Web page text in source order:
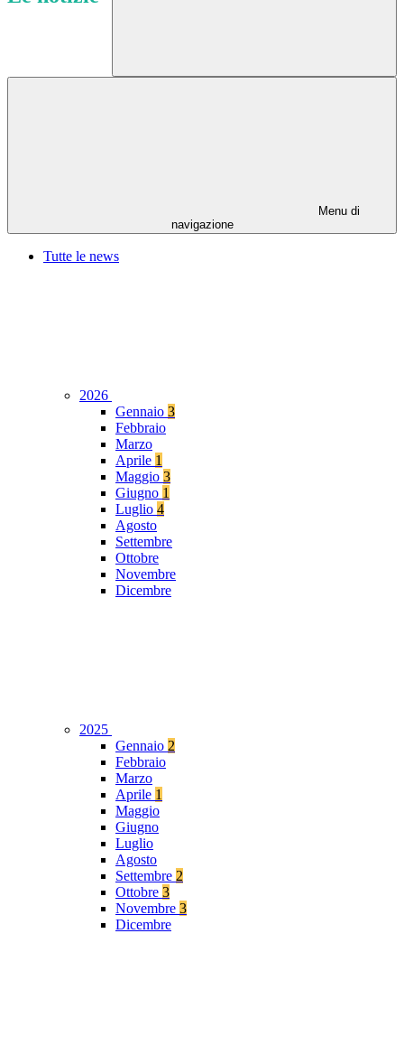
Menu di
navigazione
Tutte le news
2026
Gennaio 3
Febbraio
Marzo
Aprile 1
Maggio 3
Giugno 1
Luglio 4
Agosto
Settembre
Ottobre
Novembre
Dicembre
2025
Gennaio 2
Febbraio
Marzo
Aprile 1
Maggio
Giugno
Luglio
Agosto
Settembre 2
Ottobre 3
Novembre 3
Dicembre